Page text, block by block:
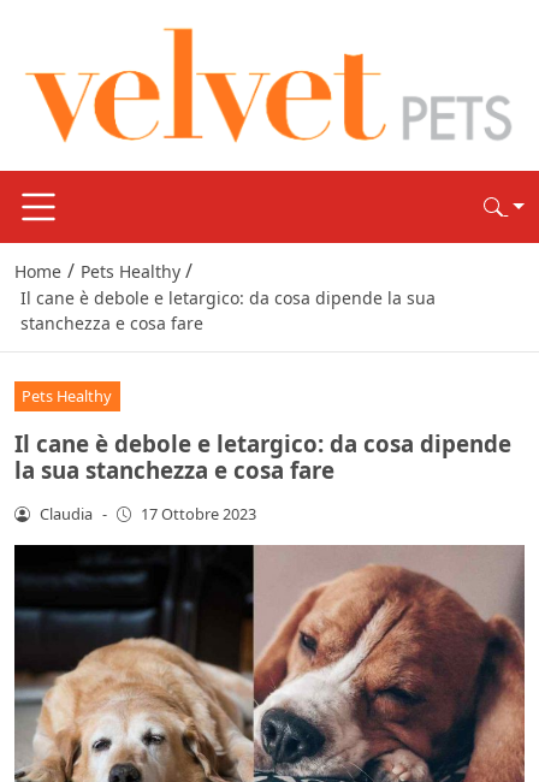
Home / Pets Healthy /
Il cane è debole e letargico: da cosa dipende la sua
stanchezza e cosa fare
Pets Healthy
Il cane è debole e letargico: da cosa dipende
la sua stanchezza e cosa fare
Claudia - 17 Ottobre 2023